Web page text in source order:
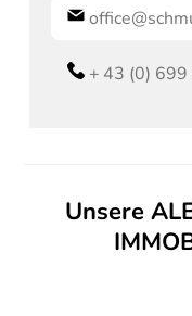
+ 43 (0)
Unsere